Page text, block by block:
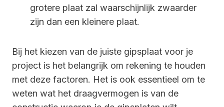
grotere plaat zal waarschijnlijk zwaarder
zijn dan een kleinere plaat.
Bij het kiezen van de juiste gipsplaat voor je
project is het belangrijk om rekening te houden
met deze factoren. Het is ook essentieel om te
weten wat het draagvermogen is van de